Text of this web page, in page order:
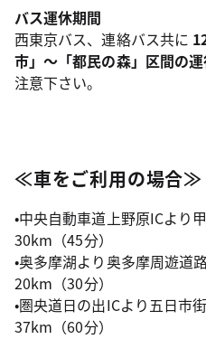
バス運休期間
西東京バス、連絡バス共に
市」～「都民の森」区間の
注意下さい。
≪車をご利用の場合≫
•中央自動車道上野原ICより
30km（45分）
•奥多摩湖より奥多摩周遊道
20km（30分）
•圏央道日の出ICより五日市
37km（60分）